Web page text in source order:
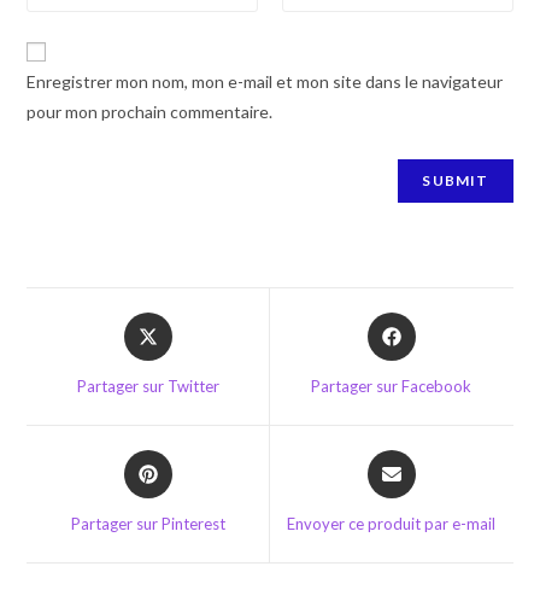
Enregistrer mon nom, mon e-mail et mon site dans le navigateur
pour mon prochain commentaire.
Opens
in
new
Partager sur Twitter
Opens
in
Partager sur Facebook
Opens
in
Partager sur Pinterest
Opens
in
new
Envoyer ce produit par e-mail